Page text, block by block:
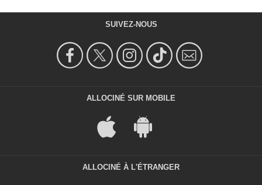
SUIVEZ-NOUS
ALLOCINÉ SUR MOBILE
ALLOCINÉ À L'ÉTRANGER